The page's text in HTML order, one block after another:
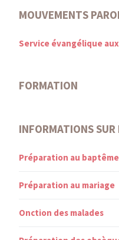
MOUVEMENTS
Service évangélique
FORMATION
INFORMATIONS SUR
Préparation au baptême
Préparation au mariage
Onction des malades